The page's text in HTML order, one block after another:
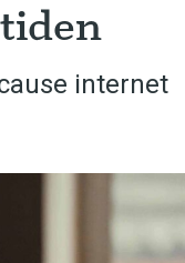
internet